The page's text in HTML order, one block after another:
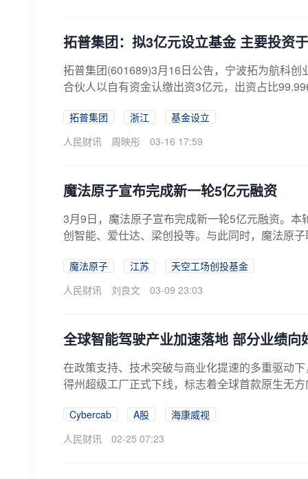
拓普集团：拟3亿元设立基金 主要投资
拓普集团(601689)3月16日公告，宁波拓为航科
合伙人以自有资金认缴出资3亿元，出资占比
拓普集团 浙江
基金设立
人民财讯
周映彤 03-16 17:59
魔法原子宣布完成新一轮5亿元融资
3月9日，魔法原子宣布完成新一轮5亿元融资。
创智能、爱仕达、梁创投等。与此同时，魔法原
魔法原子 江苏
天空工场创投基金
人民财讯
刘良文 03-09 23:03
全球智能驾驶产业加速落地 部分业绩
在政策支持、技术突破与商业化提速的多重驱动
得州超级工厂正式下线，标志着全球首款原生无
Cybercab A股
海康威视
人民财讯
02-25 07:23